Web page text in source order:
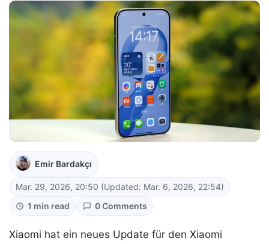
Emir Bardakçı
Mar. 29, 2026, 20:50 (Updated: Mar. 6, 2026, 22:54)
1 min read
0 Comments
Xiaomi hat ein neues Update für den Xiaomi